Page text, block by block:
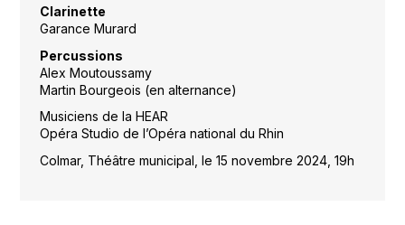
Clarinette
Garance Murard
Percussions
Alex Moutoussamy
Martin Bourgeois (en alternance)
Musiciens de la HEAR
Opéra Studio de l’Opéra national du Rhin
Colmar, Théâtre municipal, le 15 novembre 2024, 19h